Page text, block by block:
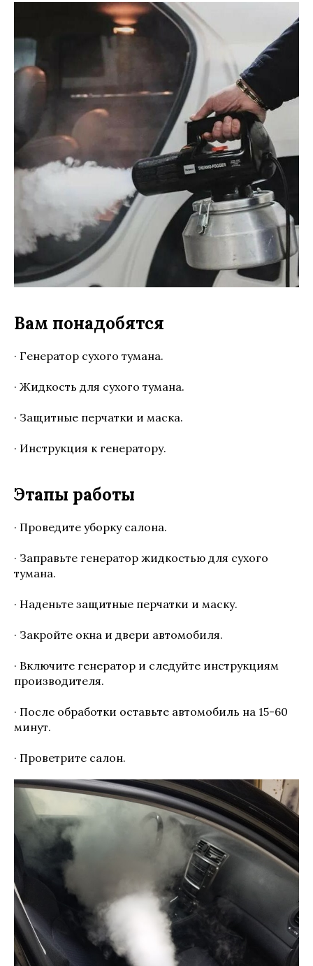
Вам понадобятся
· Генератор сухого тумана.
· Жидкость для сухого тумана.
· Защитные перчатки и маска.
· Инструкция к генератору.
Этапы работы
· Проведите уборку салона.
· Заправьте генератор жидкостью для сухого
тумана.
· Наденьте защитные перчатки и маску.
· Закройте окна и двери автомобиля.
· Включите генератор и следуйте инструкциям
производителя.
· После обработки оставьте автомобиль на 15-60
минут.
· Проветрите салон.